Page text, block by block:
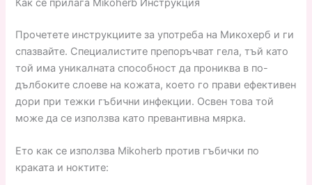
Как се прилага Mikoherb Инструкция
Прочетете инструкциите за употреба на Микохерб и ги
спазвайте. Специалистите препоръчват гела, тъй като
той има уникалната способност да прониква в по-
дълбоките слоеве на кожата, което го прави ефективен
дори при тежки гъбични инфекции. Освен това той
може да се използва като превантивна мярка.
Ето как се използва Mikoherb против гъбички по
краката и ноктите: